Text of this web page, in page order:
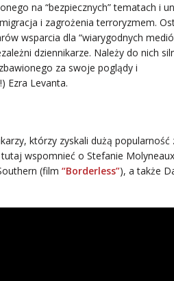
na “bezpiecznych” tematach i
i zagrożenia terroryzmem.
wsparcia dla “wiarygodnych
dziennikarze. Należy do nich
za swoje poglądy i
Ezra Levanta.
którzy zyskali dużą popularność
wspomnieć o Stefanie Molyneaux
(film “Borderless”), a także